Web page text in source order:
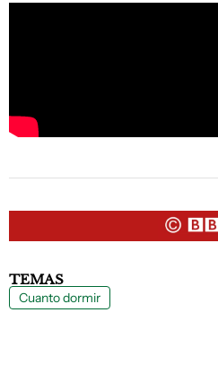
TEMAS
Cuanto dormir